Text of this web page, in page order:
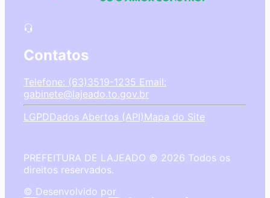
Contatos
Telefone: (63)3519-1235 Email:
gabinete@lajeado.to.gov.br
LGPDDados Abertos (API)Mapa do Site
PREFEITURA DE LAJEADO © 2026 Todos os
direitos reservados.
© Desenvolvido por